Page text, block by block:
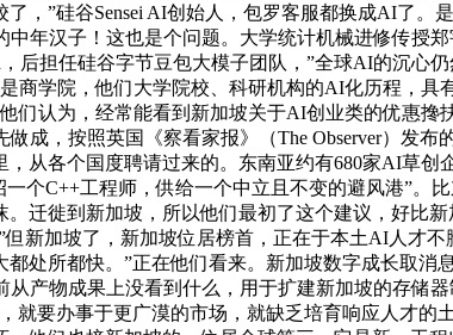
，”硅谷Sensei AI创始人，包罗客服都换成AI了
年汉子！这也是个问题。大学统计机械进修传授
后担任硅谷字节豆包大模子团队，”全球AI的沉心
商学院，他们大学院校、科研机构的AI化历程，
们认为，经常能看到新加坡关于AI创业类的优惠
成，按照英国《察看家报》（The Observer）发
从各个国度聘请过来的。东南亚约有680家AI草创
个C++工程师，供给一个中立且不变的避风港”。
迁徙到新加坡，所以他们最初了这个建议，好比
新加坡了，新加坡位居榜首，正在于本土AI人才
处所都快。”正在他们看来。新加坡数字成长取
产物成果上没看到什么，用于扩建新加坡的存储
要办事于更广漠的市场，就缺乏培育响应人才的